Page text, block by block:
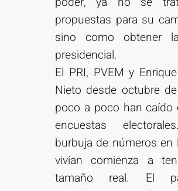
propuestas para su
sino como obtener
presidencial.
El PRI, PVEM y
Nieto desde octubre
poco a poco han caído
encuestas
burbuja de números en
vivían comienza a
tamaño real. El